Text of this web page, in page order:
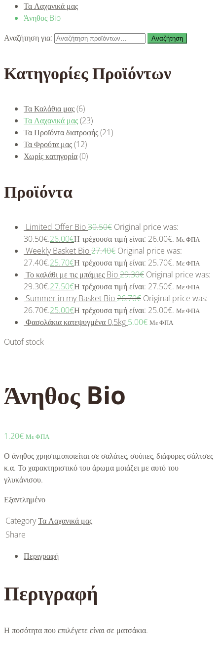
Τα Λαχανικά μας
Άνηθος Bio
Αναζήτηση για:
Αναζήτηση
Κατηγορίες Προϊόντων
Τα Καλάθια μας(6)
Τα Λαχανικά μας(23)
Τα Προϊόντα διατροφής(21)
Τα Φρούτα μας(12)
Χωρίς κατηγορία(0)
Προϊόντα
Limited Offer Bio30.50€ Original price was:
30.50€.26.00€Η τρέχουσα τιμή είναι: 26.00€. Με ΦΠΑ
Weekly Basket Bio27.40€ Original price was:
27.40€.25.70€Η τρέχουσα τιμή είναι: 25.70€. Με ΦΠΑ
Το καλάθι με τις μπάμιες Bio29.30€ Original price was:
29.30€.27.50€Η τρέχουσα τιμή είναι: 27.50€. Με ΦΠΑ
Summer in my Basket Bio26.70€ Original price was:
26.70€.25.00€Η τρέχουσα τιμή είναι: 25.00€. Με ΦΠΑ
Φασολάκια κατεψυγμένα 0,5kg 5.00€ Με ΦΠΑ
Outof stock
Άνηθος Bio
1.20€ Με ΦΠΑ
Ο άνηθος χρηστιμοποιείται σε σαλάτες, σούπες, διάφορες σάλτσες
κ.α. Το χαρακτηριστικό του άρωμα μοιάζει με αυτό του
γλυκάνισου.
Εξαντλημένο
CategoryΤα Λαχανικά μας
Share
Περιγραφή
Περιγραφή
Η ποσότητα που επιλέγετε είναι σε ματσάκια.